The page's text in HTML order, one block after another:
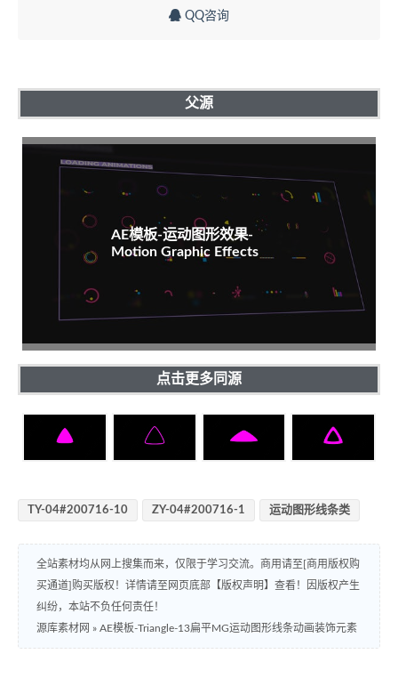
QQ咨询
父源
AE模板-运动图形效果-
Motion Graphic Effects
点击更多同源
TY-04#200716-10 ZY-04#200716-1 运动图形线条类
全站素材均从网上搜集而来，仅限于学习交流。商用请至[商用版权购
买通道]购买版权！详情请至网页底部【版权声明】查看！因版权产生
纠纷，本站不负任何责任！
源库素材网 » AE模板-Triangle-13扁平MG运动图形线条动画装饰元素